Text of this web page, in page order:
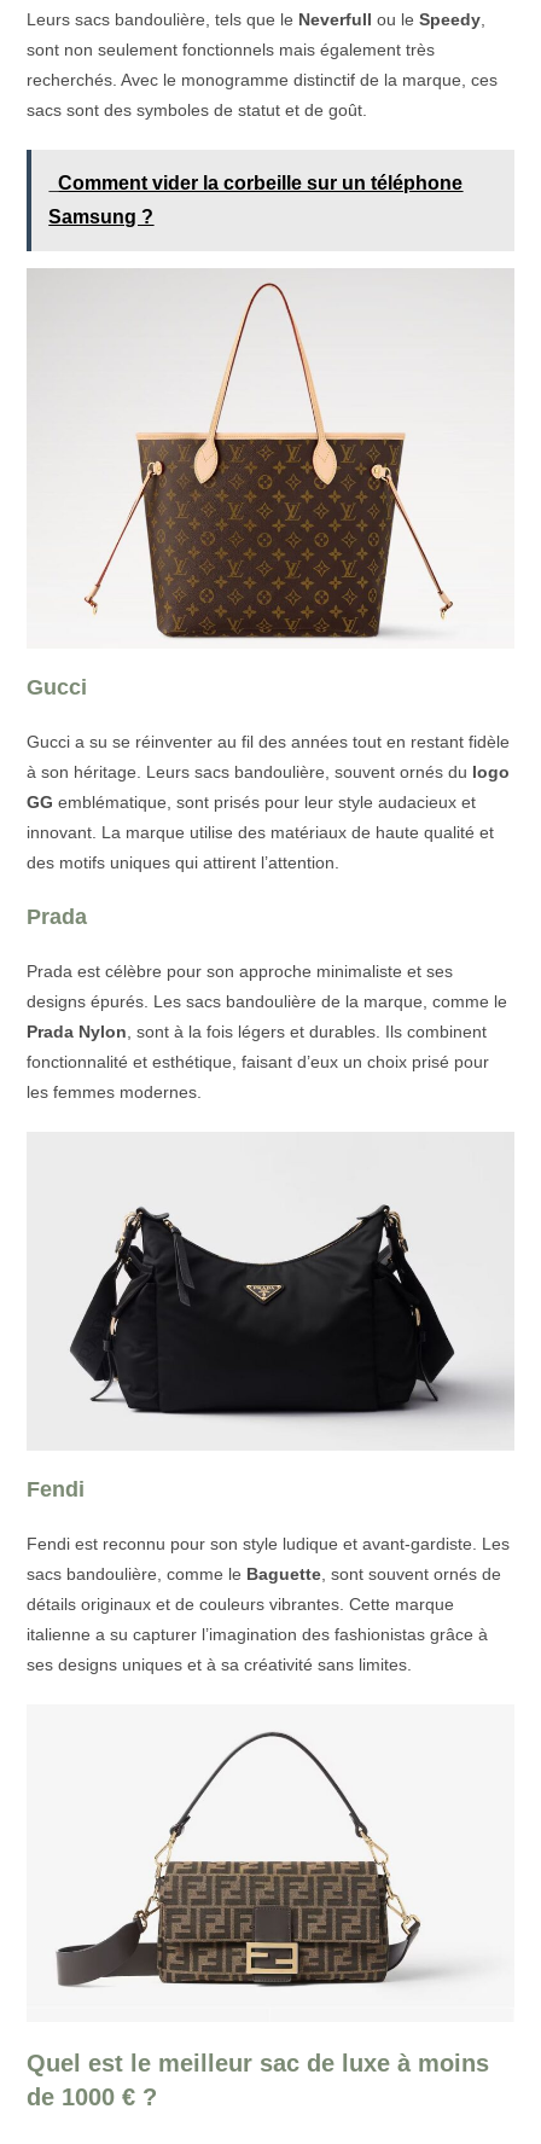
Leurs sacs bandoulière, tels que le Neverfull ou leSpeedy
sont non seulement fonctionnels mais également très
recherchés. Avec le monogramme distinctif de la marque, ces
sacs sont des symboles de statut et de goût.
Comment vider la corbeille sur un téléphone
Samsung ?
Gucci
Gucci a su se réinventer au fil des années tout en restant fidèle
à son héritage. Leurs sacs bandoulière, souvent ornés du logo
GG emblématique, sont prisés pour leur style audacieux et
innovant. La marque utilise des matériaux de haute qualité et
des motifs uniques qui attirent l’attention.
Prada
Prada est célèbre pour son approche minimaliste et ses
designs épurés. Les sacs bandoulière de la marque, comme le
Prada Nylon , sont à la fois légers et durables. Ils combinent
fonctionnalité et esthétique, faisant d’eux un choix prisé pour
les femmes modernes.
Fendi
Fendi est reconnu pour son style ludique et avant-gardiste. Les
sacs bandoulière, comme le Baguette , sont souvent ornés de
détails originaux et de couleurs vibrantes. Cette marque
italienne a su capturer l’imagination des fashionistas grâce à
ses designs uniques et à sa créativité sans limites.
Quel est le meilleur sac de luxe à moins
de 1000 € ?